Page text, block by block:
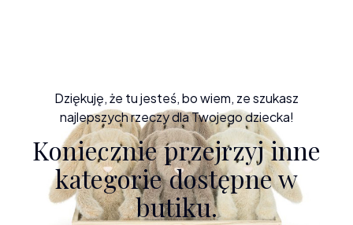
Dziękuję, że tu jesteś, bo wiem, ze szukasz
najlepszych rzeczy dla Twojego dziecka!
Koniecznie przejrzyj inne
kategorie dostępne w
butiku.